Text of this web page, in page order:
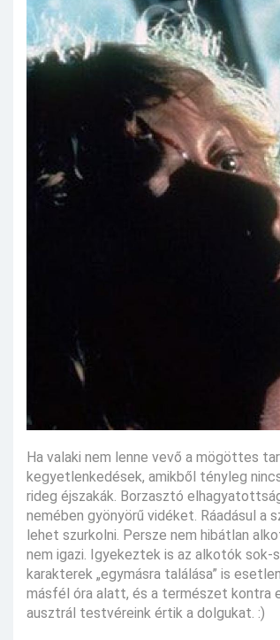
Ha valaki nem lenne vevő a mögöttes
kegyetlenkedések, amikből tényleg
rideg éjszakák. Borzasztó
nemében gyönyörű vidéket. Ráadásul a
lehet szurkolni. Persze nem hibátlan
nem igazi. Igyekeztek is az alkotók
karakterek „egymásra találása” is
másfél óra alatt, és a természet kontra
ausztrál testvéreink értik a dolgukat. :)